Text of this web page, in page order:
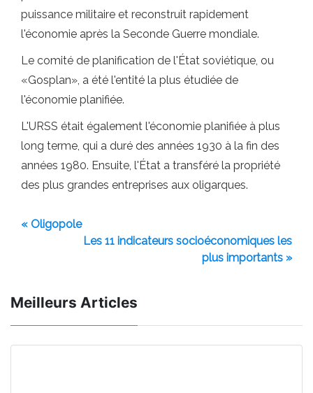
puissance militaire et reconstruit rapidement
l'économie après la Seconde Guerre mondiale.
Le comité de planification de l'État soviétique, ou
«Gosplan», a été l'entité la plus étudiée de
l'économie planifiée.
L'URSS était également l'économie planifiée à plus
long terme, qui a duré des années 1930 à la fin des
années 1980. Ensuite, l'État a transféré la propriété
des plus grandes entreprises aux oligarques.
« Oligopole
Les 11 indicateurs socioéconomiques les
plus importants »
Meilleurs Articles